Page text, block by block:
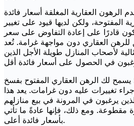
الرهون العقارية المغلقة أسعار فائدة
المفتوحة، ولكن لديها قيود على تغيير
قادرًا على إعادة التفاوض على سعر
للرهن العقاري دون مواجهة غرامة. تُعد
لأصحاب المنازل طويلة الأجل الذين
يسمح لك الرهن العقاري المفتوح بفسخ
تغييرات عليه دون غرامات. يعد هذا
يرغبون في المرونة في بيع منازلهم
مقطوعة. ومع ذلك، فإنها عادةً ما تأتي
بأسعار فائدة أعلى.